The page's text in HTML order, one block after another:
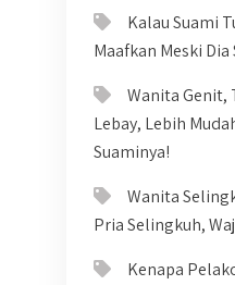
Kalau Suami
Maafkan Meski
Wanita Genit,
Lebay, Lebih
Suaminya!
Wanita
Pria Selingkuh,
Kenapa